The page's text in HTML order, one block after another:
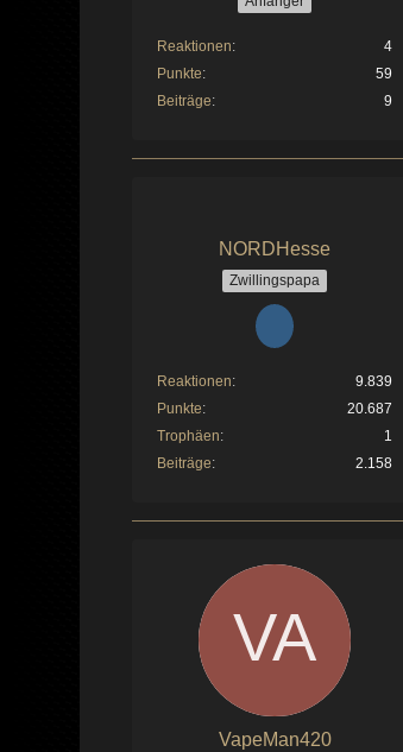
Reaktionen
4
Punkte
59
Beiträge
9
NORDHesse
Zwillingspapa
Reaktionen
9.839
Punkte
20.687
Trophäen
1
Beiträge
2.158
VapeMan420